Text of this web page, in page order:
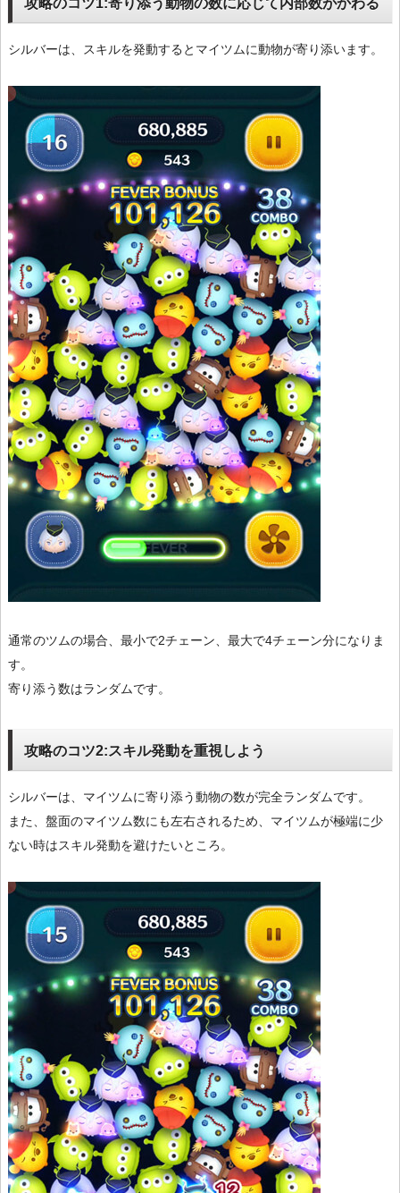
シルバーは、スキルを発動するとマイツムに動物が寄り添います。
通常のツムの場合、最小で2チェーン、最大で4チェーン分になりま
す。
寄り添う数はランダムです。
攻略のコツ2:スキル発動を重視しよう
シルバーは、マイツムに寄り添う動物の数が完全ランダムです。
また、盤面のマイツム数にも左右されるため、マイツムが極端に少
ない時はスキル発動を避けたいところ。